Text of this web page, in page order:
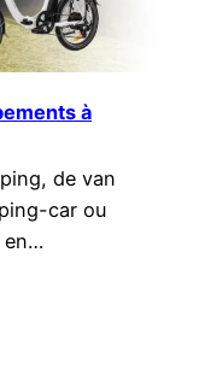
à
de van
car ou
en…